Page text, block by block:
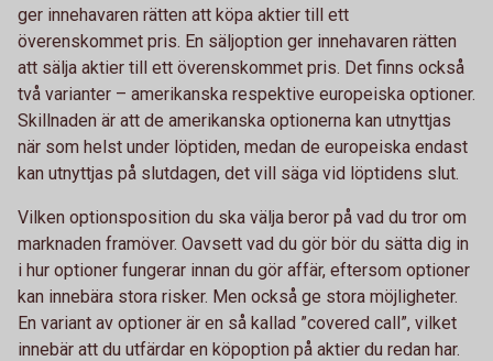
ger innehavaren rätten att köpa aktier till ett
överenskommet pris. En säljoption ger innehavaren rätten
att sälja aktier till ett överenskommet pris. Det finns också
två varianter – amerikanska respektive europeiska optioner.
Skillnaden är att de amerikanska optionerna kan utnyttjas
när som helst under löptiden, medan de europeiska endast
kan utnyttjas på slutdagen, det vill säga vid löptidens slut.
Vilken optionsposition du ska välja beror på vad du tror om
marknaden framöver. Oavsett vad du gör bör du sätta dig in
i hur optioner fungerar innan du gör affär, eftersom optioner
kan innebära stora risker. Men också ge stora möjligheter.
En variant av optioner är en så kallad ”covered call”, vilket
innebär att du utfärdar en köpoption på aktier du redan har.